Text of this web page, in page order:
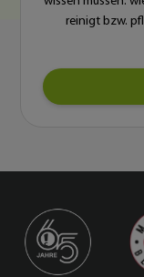
reinigt bzw.